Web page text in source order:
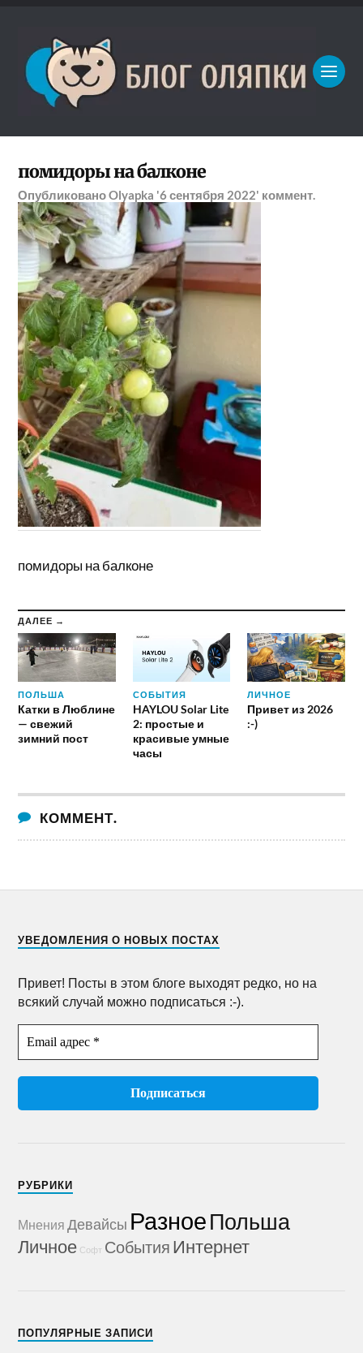
помидоры на балконе
ОпубликованоOlyapka '6 сентября 2022' коммент.
помидоры на балконе
ДАЛЕЕ →
ПОЛЬША
Катки в Люблине
— свежий
зимний пост
СОБЫТИЯ
HAYLOU Solar Lite
2: простые и
красивые умные
часы
ЛИЧНОЕ
Привет из 2026
:-)
КОММЕНТ.
УВЕДОМЛЕНИЯ О НОВЫХ ПОСТАХ
Привет! Посты в этом блоге выходят редко, но на
всякий случай можно подписаться :-).
РУБРИКИ
Мнения Девайсы РазноеПольша
Личное Софт События Интернет
ПОПУЛЯРНЫЕ ЗАПИСИ